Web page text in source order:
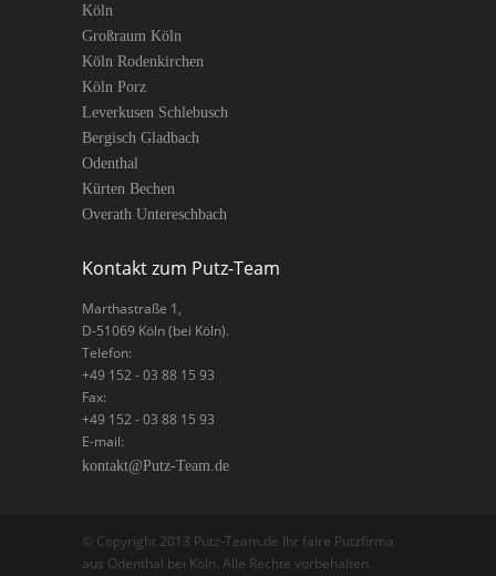
Köln
Großraum Köln
Köln Rodenkirchen
Köln Porz
Leverkusen Schlebusch
Bergisch Gladbach
Odenthal
Kürten Bechen
Overath Untereschbach
Kontakt zum Putz-Team
Marthastraße 1 ,
D-51069 Köln(bei Köln).
Telefon:
+49 152 - 03 88 15 93
Fax:
+49 152 - 03 88 15 93
E-mail:
kontakt@Putz-Team.de
© Copyright 2013 Putz-Team.de Ihr faire Putzfirma
aus Odenthal bei Köln. Alle Rechte vorbehalten.